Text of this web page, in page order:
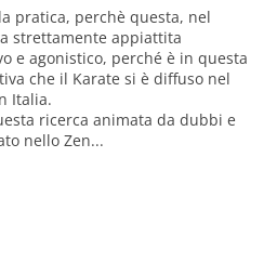
pratica, perchè questa, nel
strettamente appiattita
e agonistico, perché è in questa
che il Karate si è diffuso nel
Italia.
ricerca animata da dubbi e
nello Zen...